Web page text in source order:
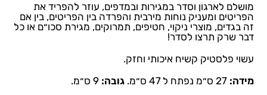
מושלם לארגון וסדר במגירות ובמדפים, עוזר להפריד את
הפריטים ומעניק נוחות מירבית והפרדה בין הפריטים, בין אם
זה בגדים, מוצרי ניקוי, חטיפים, תמרוקים, מגירת סכו״ם או כל
דבר שרק תרצו לסדר!
עשוי פלסטיק קשיח איכותי וחזק.
מידה:27 ס״מ נפתח ל 47 ס״מ. גובה:9 ס״מ.